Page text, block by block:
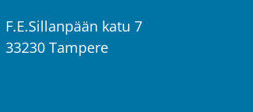
F.E.Sillanpään katu 7
33230 Tampere